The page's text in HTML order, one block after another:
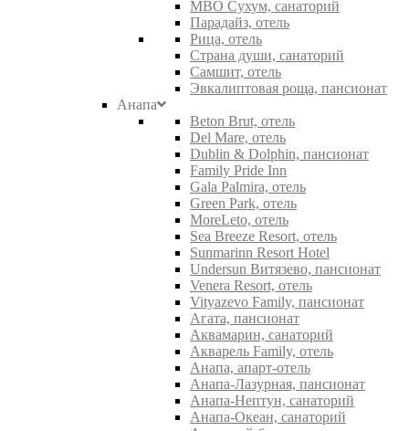
МВО Сухум, санаторий
Парадайз, отель
Рица, отель
Страна души, санаторий
Самшит, отель
Эвкалиптовая роща, пансионат
Анапа
Beton Brut, отель
Del Mare, отель
Dublin & Dolphin, пансионат
Family Pride Inn
Gala Palmira, отель
Green Park, отель
MoreLeto, отель
Sea Breeze Resort, отель
Sunmarinn Resort Hotel
Undersun Витязево, пансионат
Venera Resort, отель
Vityazevo Family, пансионат
Агата, пансионат
Аквамарин, санаторий
Акварель Family, отель
Анапа, апарт-отель
Анапа-Лазурная, пансионат
Анапа-Нептун, санаторий
Анапа-Океан, санаторий